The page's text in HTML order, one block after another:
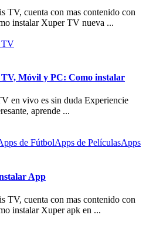
TV, cuenta con mas contenido con
instalar Xuper TV nueva ...
Móvil y PC: Como instalar
en vivo es sin duda Experiencie
aprende ...
de FútbolApps de PelículasApps
App
TV, cuenta con mas contenido con
instalar Xuper apk en ...